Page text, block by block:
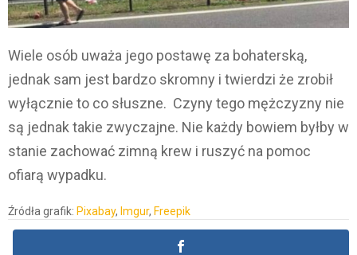
Wiele osób uważa jego postawę za bohaterską,
jednak sam jest bardzo skromny i twierdzi że zrobił
wyłącznie to co słuszne. Czyny tego mężczyzny nie
są jednak takie zwyczajne. Nie każdy bowiem byłby w
stanie zachować zimną krew i ruszyć na pomoc
ofiarą wypadku.
Źródła grafik: Pixabay, Imgur, Freepik